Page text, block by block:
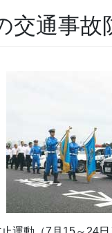
の交通事